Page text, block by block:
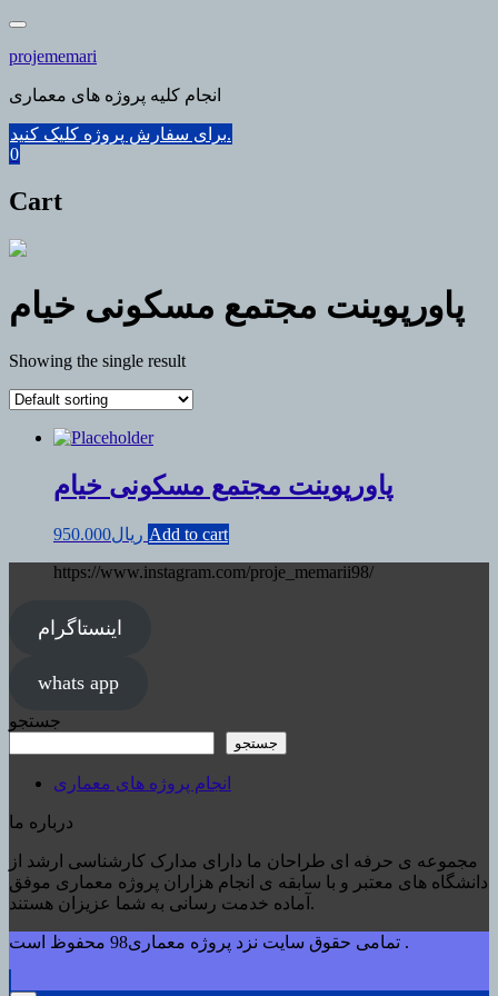
Skip
content
projememari
انجام کلیه پروژه های معماری
برای سفارش پروژه کلیک کنید.
0
Cart
پاورپوینت مجتمع مسکونی خیام
Showing the single result
پاورپوینت مجتمع مسکونی خیام
ریال950.000
Add to cart
https://www.instagram.com/proje_memarii98/
اینستاگرام
whats app
جستجو
جستجو
انجام پروژه های معماری
درباره ما
مجموعه ی حرفه ای طراحان ما دارای مدارک کارشناسی ارشد از
دانشگاه های معتبر و با سابقه ی انجام هزاران پروژه معماری موفق
آماده خدمت رسانی به شما عزیزان هستند.
تمامی حقوق سایت نزد پروژه معماری98 محفوظ است .